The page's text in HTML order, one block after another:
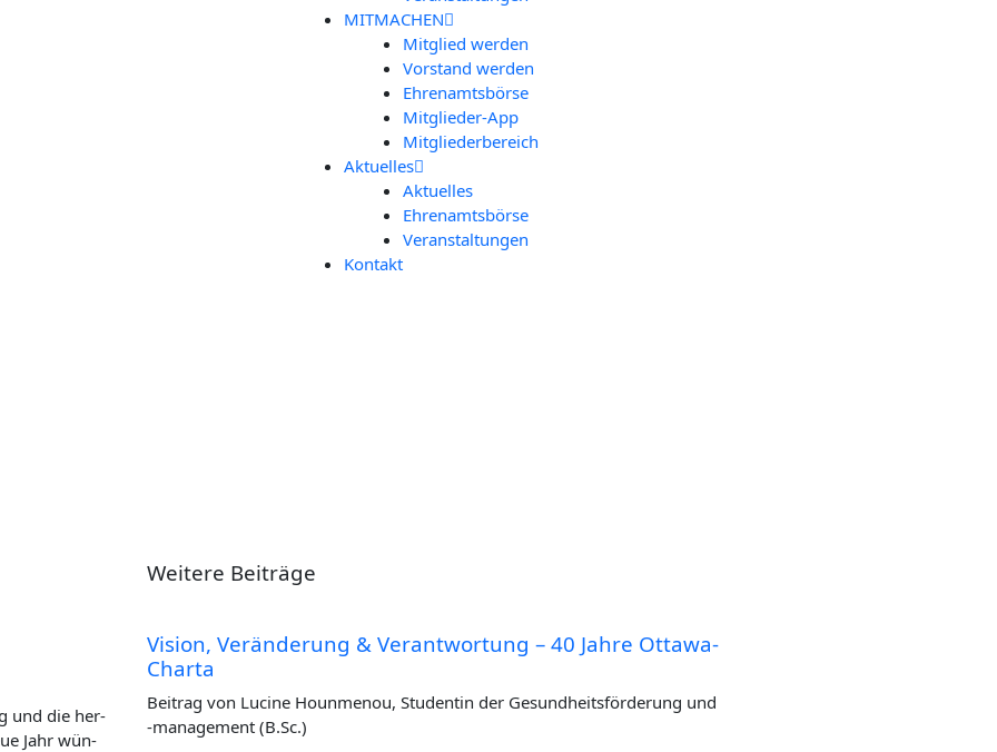
MIT­MA­CHEN
Mit­glied werden
Vor­stand werden
Ehren­amts­bör­se
Mit­­glie­­der-App
Mit­glie­der­be­reich
Aktu­el­les
Aktu­el­les
Ehren­amts­bör­se
Ver­an­stal­tun­gen
Kon­takt
und die her­
Jahr wün­
Weitere Beiträge
Visi­on, Ver­än­de­rung & Ver­ant­wor­tung – 40 Jah­re Ottawa-
Charta
Bei­trag von Luci­ne Houn­me­nou, Stu­den­tin der Gesund­heits­förderung und
‑manage­ment (B.Sc.)